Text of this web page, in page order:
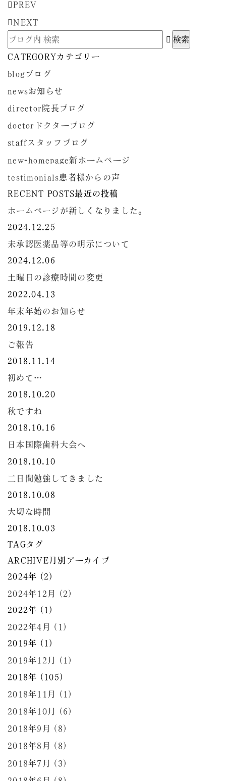
PREV
NEXT
CATEGORYカテゴリー
blogブログ
newsお知らせ
director 院長ブログ
doctor ドクターブログ
staff スタッフブログ
new-homepage新ホームページ
testimonials患者様からの声
RECENT POSTS最近の投稿
ホームページが新しくなりました。
2024.12.25
未承認医薬品等の明示について
2024.12.06
土曜日の診療時間の変更
2022.04.13
年末年始のお知らせ
2019.12.18
ご報告
2018.11.14
初めて…
2018.10.20
秋ですね
2018.10.16
日本国際歯科大会へ
2018.10.10
二日間勉強してきました
2018.10.08
大切な時間
2018.10.03
TAGタグ
ARCHIVE 月別アーカイブ
2024年 (2)
2024年12月 (2)
2022年 (1)
2022年4月 (1)
2019年 (1)
2019年12月 (1)
2018年 (105)
2018年11月 (1)
2018年10月 (6)
2018年9月 (8)
2018年8月 (8)
2018年7月 (3)